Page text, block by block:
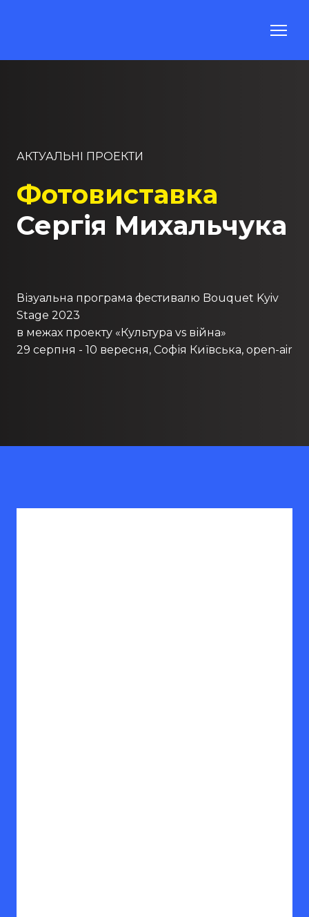
АКТУАЛЬНІ ПРОЕКТИ
Фотовиставка
Сергія Михальчука
Візуальна програма фестивалю Bouquet Kyiv
Stage 2023
в межах проекту «Культура vs війна»
29 серпня - 10 вересня, Софія Київська, open-air